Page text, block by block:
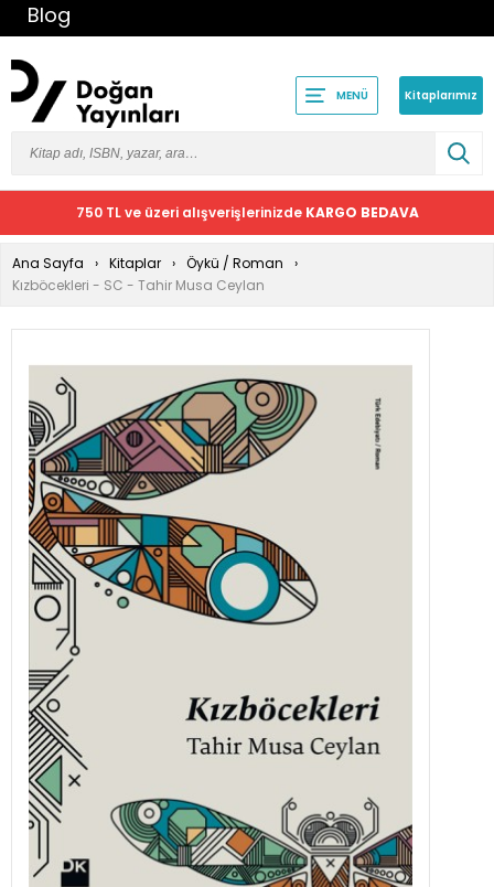
Blog
MENÜ Kitaplarımız
750 TL ve üzeri alışverişlerinizde KARGO BEDAVA
Ana Sayfa Kitaplar
Öykü / Roman
Kızböcekleri - SC - Tahir Musa Ceylan